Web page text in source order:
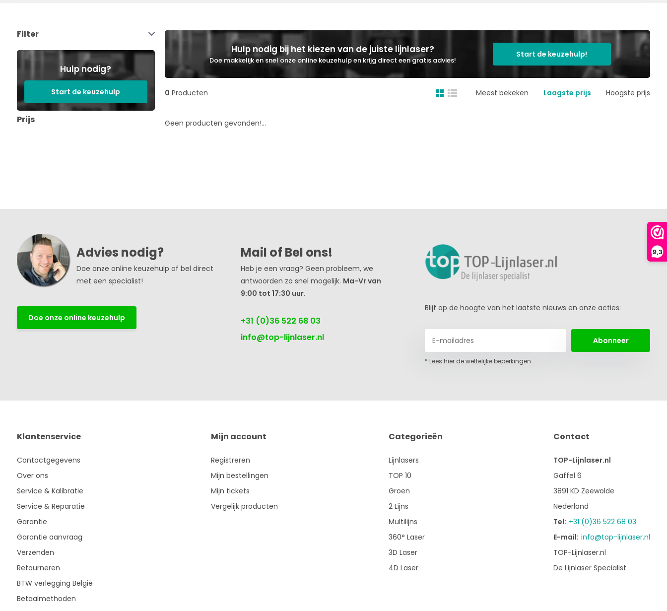
9,3
Filter
Hulp nodig?
Start de keuzehulp
Prijs
Hulp nodig bij het kiezen van de juiste lijnlaser?
Doe makkelijk en snel onze online keuzehulp en krijg direct een gratis advies!
Start de keuzehulp!
0 Producten Meest bekeken Laagste prijs Hoogste prijs
Geen producten gevonden!...
Advies nodig?
Doe onze online keuzehulp of bel direct
met een specialist!
Doe onze online keuzehulp
Mail of Bel ons!
Heb je een vraag? Geen probleem, we
antwoorden zo snel mogelijk. Ma-Vr van
9:00 tot 17:30 uur.
+31 (0)36 522 68 03
info@top-lijnlaser.nl
Blijf op de hoogte van het laatste nieuws en onze acties:
Abonneer
* Lees hier de wettelijke beperkingen
Klantenservice
Contactgegevens
Over ons
Service & Kalibratie
Service & Reparatie
Garantie
Garantie aanvraag
Verzenden
Retourneren
BTW verlegging België
Betaalmethoden
Mijn account
Registreren
Mijn bestellingen
Mijn tickets
Vergelijk producten
Categorieën
Lijnlasers
TOP 10
Groen
2 Lijns
Multilijns
360° Laser
3D Laser
4D Laser
Contact
TOP-Lijnlaser.nl
Gaffel 6
3891 KD Zeewolde
Nederland
Tel: +31 (0)36 522 68 03
E-mail: info@top-lijnlaser.nl
TOP-Lijnlaser.nl
De Lijnlaser Specialist